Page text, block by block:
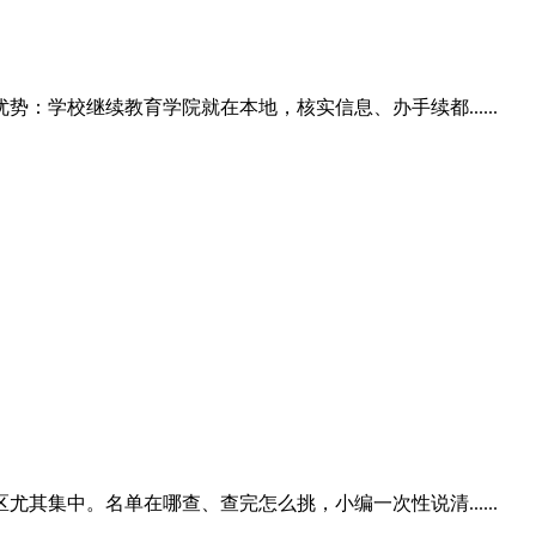
：学校继续教育学院就在本地，核实信息、办手续都......
其集中。名单在哪查、查完怎么挑，小编一次性说清......